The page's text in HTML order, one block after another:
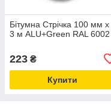
Бітумна Стрічка 100 мм х
3 м ALU+Green RAL 6002
223 ₴
Купити